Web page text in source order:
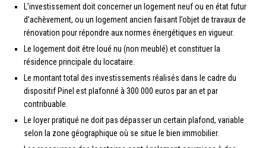
L’investissement doit concerner un logement neuf ou en état futur
d’achèvement, ou un logement ancien faisant l’objet de travaux de
rénovation pour répondre aux normes énergétiques en vigueur.
Le logement doit être loué nu (non meublé) et constituer la
résidence principale du locataire.
Le montant total des investissements réalisés dans le cadre du
dispositif Pinel est plafonné à 300 000 euros par an et par
contribuable.
Le loyer pratiqué ne doit pas dépasser un certain plafond, variable
selon la zone géographique où se situe le bien immobilier.